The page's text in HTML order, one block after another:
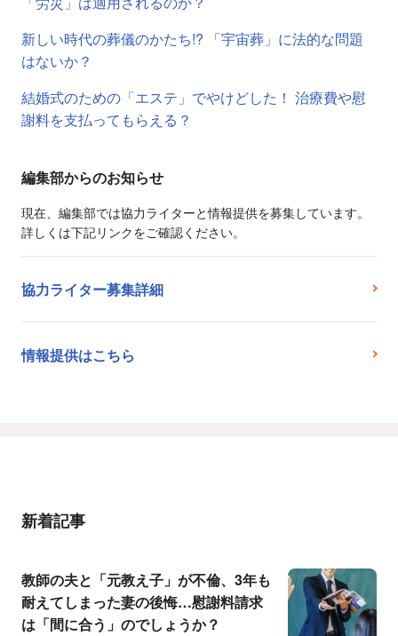
新しい時代の葬儀のかたち!? 「宇宙葬」に法的な問題
はないか？
結婚式のための「エステ」でやけどした！ 治療費や慰
謝料を支払ってもらえる？
編集部からのお知らせ
現在、編集部では協力ライターと情報提供を募集しています。
詳しくは下記リンクをご確認ください。
協力ライター募集詳細
情報提供はこちら
新着記事
教師の夫と「元教え子」が不倫、3年も
耐えてしまった妻の後悔…慰謝料請求
は「間に合う」のでしょうか？